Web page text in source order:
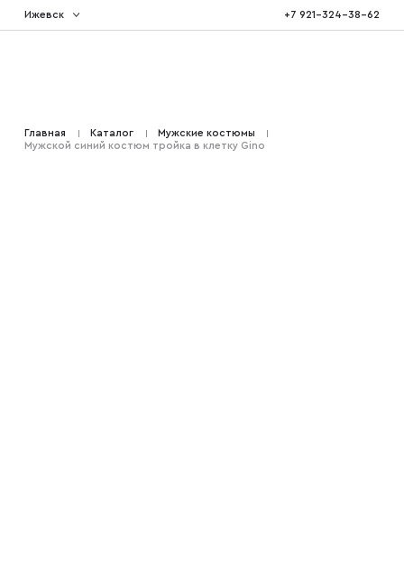
Ижевск +7 921-324-38-62
Костюмы двойка
Главная Каталог
Мужские костюмы
Мужской синий костюм тройка в клетку Gino